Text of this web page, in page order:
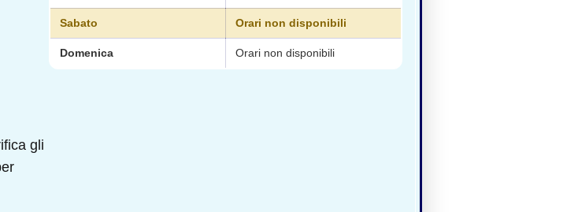
gli
Sabato Orari non disponibili
Domenica Orari non disponibili